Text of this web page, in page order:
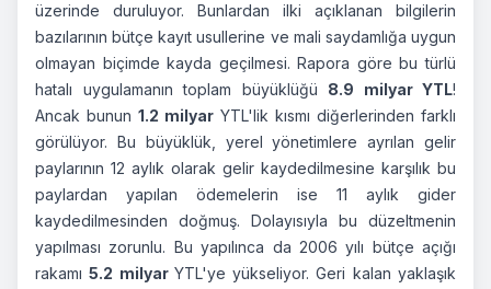
üzerinde duruluyor. Bunlardan ilki açıklanan bilgilerin
bazılarının bütçe kayıt usullerine ve mali saydamlığa uygun
olmayan biçimde kayda geçilmesi. Rapora göre bu türlü
hatalı uygulamanın toplam büyüklüğü 8.9 milyar YTL!
Ancak bunun1.2 milyar YTL'lik kısmı diğerlerinden farklı
görülüyor. Bu büyüklük, yerel yönetimlere ayrılan gelir
paylarının 12 aylık olarak gelir kaydedilmesine karşılık bu
paylardan yapılan ödemelerin ise 11 aylık gider
kaydedilmesinden doğmuş. Dolayısıyla bu düzeltmenin
yapılması zorunlu. Bu yapılınca da 2006 yılı bütçe açığı
rakamı5.2 milyar YTL'ye yükseliyor. Geri kalan yaklaşık